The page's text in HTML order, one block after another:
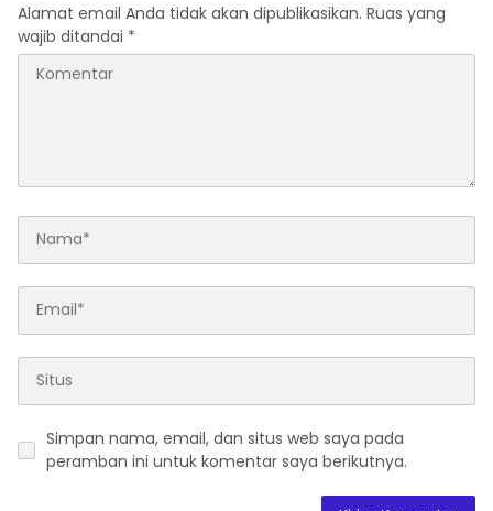
Alamat email Anda tidak akan dipublikasikan. Ruas yang
wajib ditandai *
Simpan nama, email, dan situs web saya pada
peramban ini untuk komentar saya berikutnya.